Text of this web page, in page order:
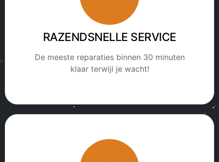
RAZENDSNELLE SERVICE
De meeste reparaties binnen 30 minuten
klaar terwijl je wacht!